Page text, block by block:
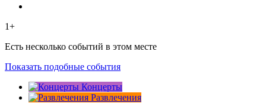
1+
Есть несколько событий в этом месте
Показать подобные события
Концерты
Развлечения